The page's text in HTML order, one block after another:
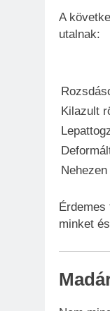
A
utalnak:
Kilazult
Érdemes
minket